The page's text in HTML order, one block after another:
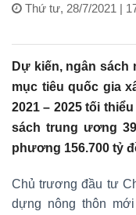
Thứ tư, 28/7/2021 |
Dự kiến, ngân
mục tiêu quốc gia
2021 – 2025 tối
sách trung ương
phương 156.700 tỷ
Chủ trương đầu tư
dựng nông thôn